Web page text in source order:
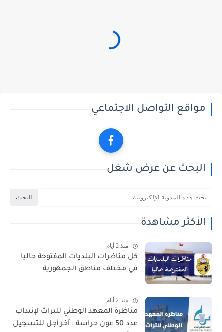
مواقع التواصل الاجتماعي
البحث عن عرض شغل
الأكثر مشاهدة
منذ 2 أيام
كل مناظرات البلديات المفتوحة حاليا
في مختلف مناطق الجمهورية
منذ 2 أيام
مناظرة المعهد الوطني للتراث لإنتداب
عدد 50 عون حراسة : آخر أجل للتسجيل